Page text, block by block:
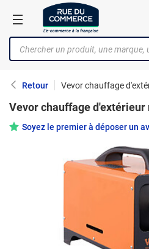
Retour Vevor chauffage
Vevor chauffage d'extérieur
Soyez le premier à déposer un